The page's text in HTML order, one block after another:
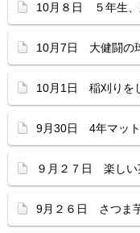
10月８日 ５年生、
10月7日 大健闘の
10月1日 稲刈りを
9月30日 4年マット
９月２７日 楽しい
9月２６日 さつま